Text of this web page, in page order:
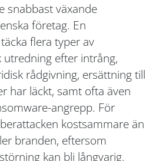
snabbast växande
företag. En
flera typer av
efter intrång,
rådgivning, ersättning till
har läckt, samt ofta även
angrepp. För
kostsammare än
branden, eftersom
kan bli långvarig.